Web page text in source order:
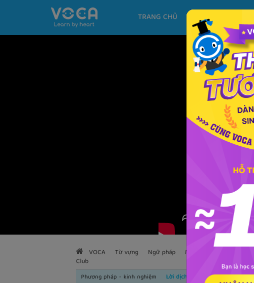
KHÓA HỌC
TRANG CHỦ
VOCA Từ vựng Ngữ pháp Mẫu câu
Club
Phương pháp - kinh nghiệm
Lời dịch